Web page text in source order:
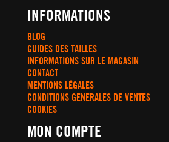
INFORMATIONS
BLOG
GUIDES DES TAILLES
INFORMATIONS SUR LE MAGASIN
CONTACT
MENTIONS LÉGALES
CONDITIONS GENERALES DE VENTES
COOKIES
MON COMPTE